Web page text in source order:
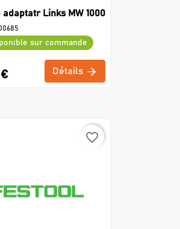
adaptatr Links MW 1000
sur commande
€ Détails
favorite_border